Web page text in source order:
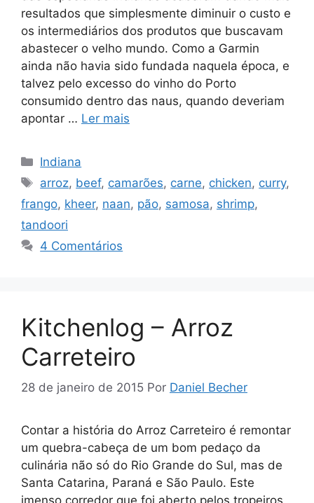
resultados que simplesmente diminuir o custo e
os intermediários dos produtos que buscavam
abastecer o velho mundo. Como a Garmin
ainda não havia sido fundada naquela época, e
talvez pelo excesso do vinho do Porto
consumido dentro das naus, quando deveriam
apontar … Ler mais
Categorias
Indiana
Tags
arroz, beef, camarões, carne, chicken, curry,
frango, kheer, naan, pão, samosa, shrimp,
tandoori
4 Comentários
Kitchenlog – Arroz
Carreteiro
28 de janeiro de 2015 Por Daniel Becher
Contar a história do Arroz Carreteiro é remontar
um quebra-cabeça de um bom pedaço da
culinária não só do Rio Grande do Sul, mas de
Santa Catarina, Paraná e São Paulo. Este